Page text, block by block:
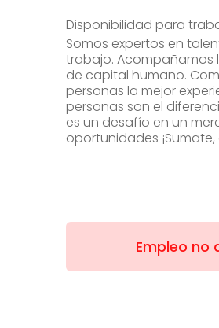
Disponibilidad para
Somos expertos en
trabajo. Acompañamos
de capital humano.
personas la mejor
personas son el
es un desafío en un
oportunidades
Empleo no